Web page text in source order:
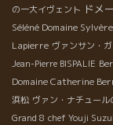
の一大イヴェント ドメ
Séléné Domaine
Lapierre ヴァンサン・
Jean-Pierre BISPALIE
Domaine Catherine
浜松 ヴァン・ナチュー
Grand 8 chef Youji